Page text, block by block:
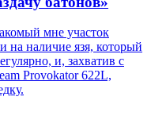
мне участок
на наличие язя, который
и, захватив с
Provokator 622L,